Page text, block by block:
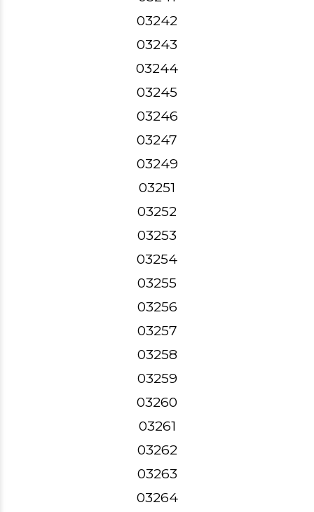
03242
03243
03244
03245
03246
03247
03249
03251
03252
03253
03254
03255
03256
03257
03258
03259
03260
03261
03262
03263
03264